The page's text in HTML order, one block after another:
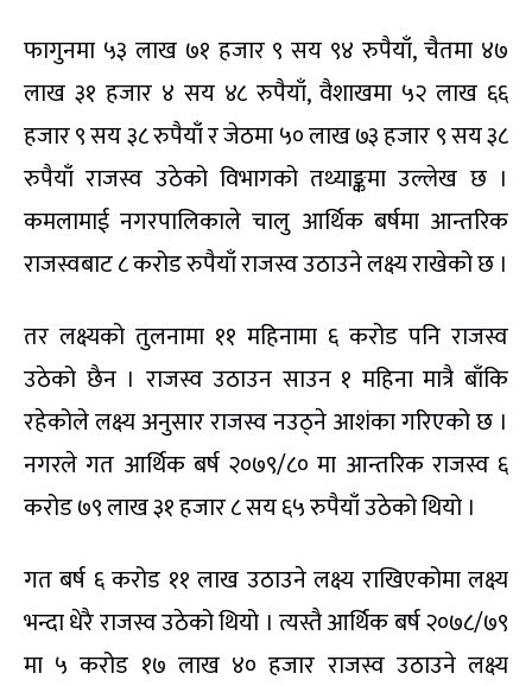
फागुनमा ५३ लाख ७१ हजार ९ सय ९४ रुपैयाँ, चैतमा ४७
लाख ३१ हजार ४ सय ४८ रुपैयाँ, वैशाखमा ५२ लाख ६६
हजार ९ सय ३८ रुपैयाँ र जेठमा ५० लाख ७३ हजार ९ सय ३८
रुपैयाँ राजस्व उठेको विभागको तथ्याङ्कमा उल्लेख छ ।
कमलामाई नगरपालिकाले चालु आर्थिक बर्षमा आन्तरिक
राजस्वबाट ८ करोड रुपैयाँ राजस्व उठाउने लक्ष्य राखेको छ ।
तर लक्ष्यको तुलनामा ११ महिनामा ६ करोड पनि राजस्व
उठेको छैन । राजस्व उठाउन साउन १ महिना मात्रै बाँकि
रहेकोले लक्ष्य अनुसार राजस्व नउठ्ने आशंका गरिएको छ ।
नगरले गत आर्थिक बर्ष २०७९/८० मा आन्तरिक राजस्व ६
करोड ७९ लाख ३१ हजार ८ सय ६५ रुपैयाँ उठेको थियो ।
गत बर्ष ६ करोड ११ लाख उठाउने लक्ष्य राखिएकोमा लक्ष्य
भन्दा धेरै राजस्व उठेको थियो । त्यस्तै आर्थिक बर्ष २०७८/७९
मा ५ करोड १७ लाख ४० हजार राजस्व उठाउने लक्ष्य